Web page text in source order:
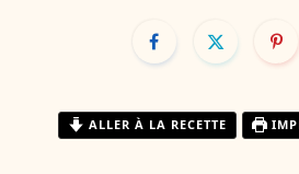
ALLER À LA RECETTE